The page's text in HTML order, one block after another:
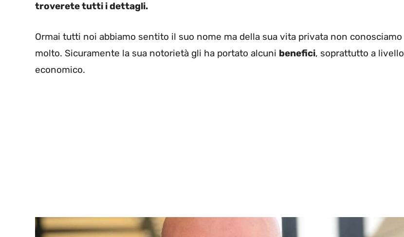
troverete tutti i dettagli.
Ormai tutti noi abbiamo sentito il suo nome ma della sua vita privata non conosciamo
molto. Sicuramente la sua notorietà gli ha portato alcuni benefici, soprattutto a livello
economico.